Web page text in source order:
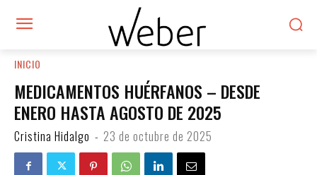
INICIO
MEDICAMENTOS HUÉRFANOS – DESDE
ENERO HASTA AGOSTO DE 2025
Cristina Hidalgo - 23 de octubre de 2025